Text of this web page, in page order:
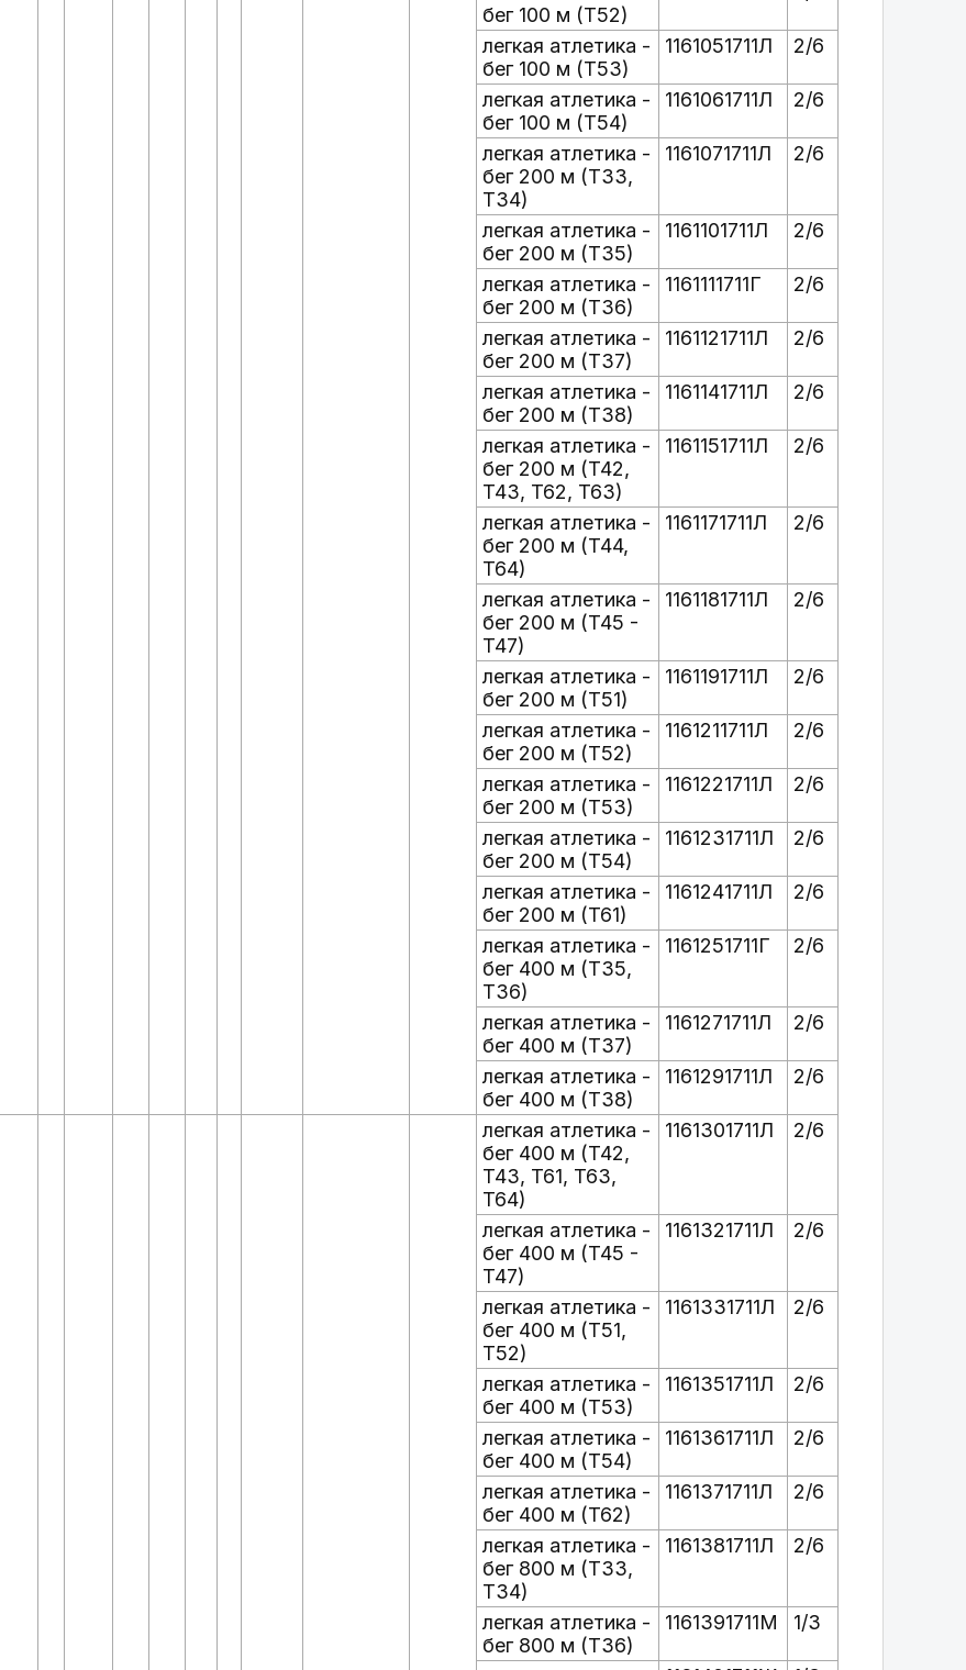
бег 100 м (T52)
легкая атлетика -
бег 100 м (T53)
1161051711Л 2/6
легкая атлетика -
бег 100 м (T54)
1161061711Л 2/6
легкая атлетика -
бег 200 м (T33,
T34)
1161071711Л 2/6
легкая атлетика -
бег 200 м (T35)
1161101711Л 2/6
легкая атлетика -
бег 200 м (T36)
1161111711Г 2/6
легкая атлетика -
бег 200 м (T37)
1161121711Л 2/6
легкая атлетика -
бег 200 м (T38)
1161141711Л 2/6
легкая атлетика -
бег 200 м (T42,
T43, T62, T63)
1161151711Л 2/6
легкая атлетика -
бег 200 м (T44,
T64)
1161171711Л 2/6
легкая атлетика -
бег 200 м (T45 -
T47)
1161181711Л 2/6
легкая атлетика -
бег 200 м (T51)
1161191711Л 2/6
легкая атлетика -
бег 200 м (T52)
1161211711Л 2/6
легкая атлетика -
бег 200 м (T53)
1161221711Л 2/6
легкая атлетика -
бег 200 м (T54)
1161231711Л 2/6
легкая атлетика -
бег 200 м (T61)
1161241711Л 2/6
легкая атлетика -
бег 400 м (T35,
T36)
1161251711Г 2/6
легкая атлетика -
бег 400 м (T37)
1161271711Л 2/6
легкая атлетика -
бег 400 м (T38)
1161291711Л 2/6
легкая атлетика -
бег 400 м (T42,
T43, T61, T63,
T64)
1161301711Л 2/6
легкая атлетика -
бег 400 м (T45 -
T47)
1161321711Л 2/6
легкая атлетика -
бег 400 м (T51,
T52)
1161331711Л 2/6
легкая атлетика -
бег 400 м (T53)
1161351711Л 2/6
легкая атлетика -
бег 400 м (T54)
1161361711Л 2/6
легкая атлетика -
бег 400 м (T62)
1161371711Л 2/6
легкая атлетика -
бег 800 м (T33,
T34)
1161381711Л 2/6
легкая атлетика -
бег 800 м (T36)
1161391711М 1/3